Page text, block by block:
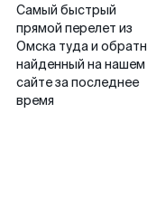
Самый быстрый
прямой перелет из
Омска туда и
найденный на нашем
сайте за последнее
время